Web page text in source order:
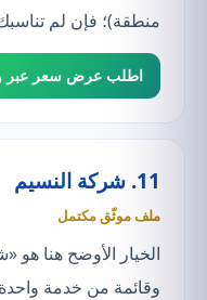
منطقة)؛ فإن لم
اطلب عرض سعر عبر
11. شركة النسيم
ملف موثّق مكتمل
الخيار الأوضح هنا
وقائمة من خدمة